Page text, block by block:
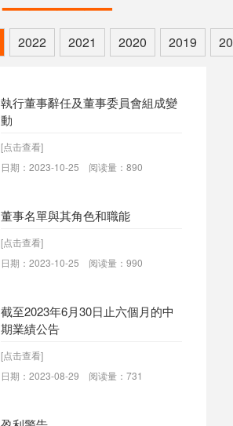
2022 2021 2020 2019
執行董事辭任及董事委員會組成變
動
[点击查看]
日期：2023-10-25 阅读量：890
董事名單與其角色和職能
[点击查看]
日期：2023-10-25 阅读量：990
截至2023年6月30日止六個月的中
期業績公告
[点击查看]
日期：2023-08-29 阅读量：731